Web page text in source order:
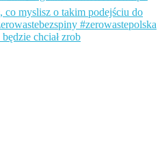
chciał zrob